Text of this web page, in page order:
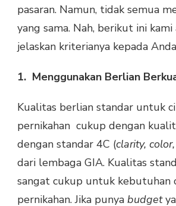
pasaran. Namun, tidak semua
yang sama. Nah, berikut ini kami
jelaskan kriterianya kepada
1. Menggunakan Berlian
Kualitas berlian standar untuk
pernikahan cukup dengan
dengan standar 4C (clarity,
dari lembaga GIA. Kualitas
sangat cukup untuk kebutuhan
pernikahan. Jika punya budget